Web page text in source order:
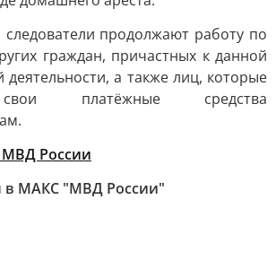
продолжают работу по
граждан, причастных к данной
деятельности, а также лиц, которые
платёжные средства
МВД России
в МАКС "МВД России"